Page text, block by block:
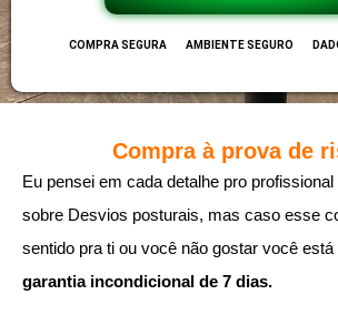
COMPRA SEGURA AMBIENTE SEGURO
Compra à prova de
Eu pensei em cada detalhe pro
sobre Desvios posturais, mas caso esse
sentido pra ti ou você não gostar você
garantia incondicional de 7 dias.